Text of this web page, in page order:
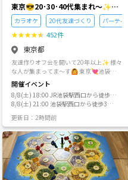
東京😎20･30･40代集まれ～✨池
袋から始める友達作り 🌷ソロ参加
✨初めての参加OKの社会人サー
クルで毎週オフ会🌷アットホーム
な集まりです🍀 純粋に友達作り
✨飲み友作りしよう❗️地方出身者
✨引っ越して来た人✨大人になっ
てもいつも楽しめる青春友達✨仲
間作りたい人大歓迎です🎵
カラオケ 20代友達づくり パーティー
★★★★★ 452件
東京都
友達作りオフ会を開いて20年以上✨ 様々
な人が集まってま～す🙆 東京💘池袋から
全世界に向けて活動中☘️ ～～～～～～～
～～～～～～～～～～～～ 毎月１０００
人以上のメンバーが参加✨ 週末も平日も
色んな幹事がオフ会開きます♪ 20代･30
代･40代～年令問わず歓迎😊 東京都･埼玉
県･山梨県にメンバーがいます。中には静
岡県から参加するメンバーも😲転勤や出
張で来ました～って人も良くいるよ!! 大
歓迎でーす♪ 男女･年令･地位関係無く平
等に楽しもう✨ 🌸🌸 オフ会のコンセプ
ト 🌸🌸 🍳みんなで作る！手作り感♪ 🦆
開催イベント
8/8(土) 18:00 JR池袋駅西口から徒歩3
分♪西一番街カドビル４F⭐Nomushik
ーターで４階へ✨
8/8(土) 21:00 池袋駅西口から徒歩3分
更新日：2時間前